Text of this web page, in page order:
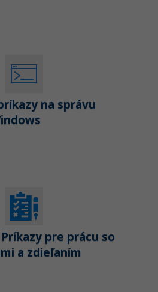
na správu
pre prácu so
a zdieľaním